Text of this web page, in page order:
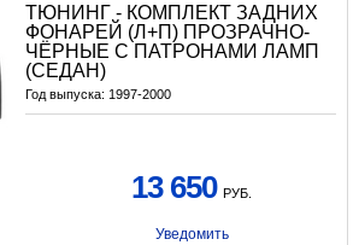
ТЮНИНГ - КОМПЛЕКТ ЗАДНИХ
ФОНАРЕЙ (Л+П) ПРОЗРАЧНО-
ЧЁРНЫЕ С ПАТРОНАМИ ЛАМП
(СЕДАН)
Год выпуска: 1997-2000
13 650 РУБ.
Уведомить